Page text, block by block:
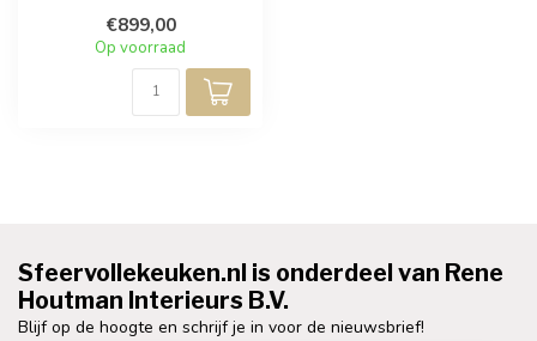
zwart ma...
€899,00
Op voorraad
Sfeervollekeuken.nl is onderdeel van Rene
Houtman Interieurs B.V.
Blijf op de hoogte en schrijf je in voor de nieuwsbrief!